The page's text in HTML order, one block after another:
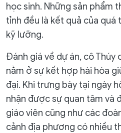
học sinh. Những sản phẩm
tỉnh đều là kết quả của quá
kỹ lưỡng.
Đánh giá về dự án, cô Thúy
nằm ở sự kết hợp hài hòa
đại. Khi trưng bày tại ngày
nhận được sự quan tâm và
giáo viên cũng như các
cảnh địa phương có nhiều